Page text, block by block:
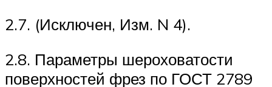
2.7. (Исключен, Изм. N 4).
2.8. Параметры шероховатости
поверхностей фрез по ГОСТ 2789